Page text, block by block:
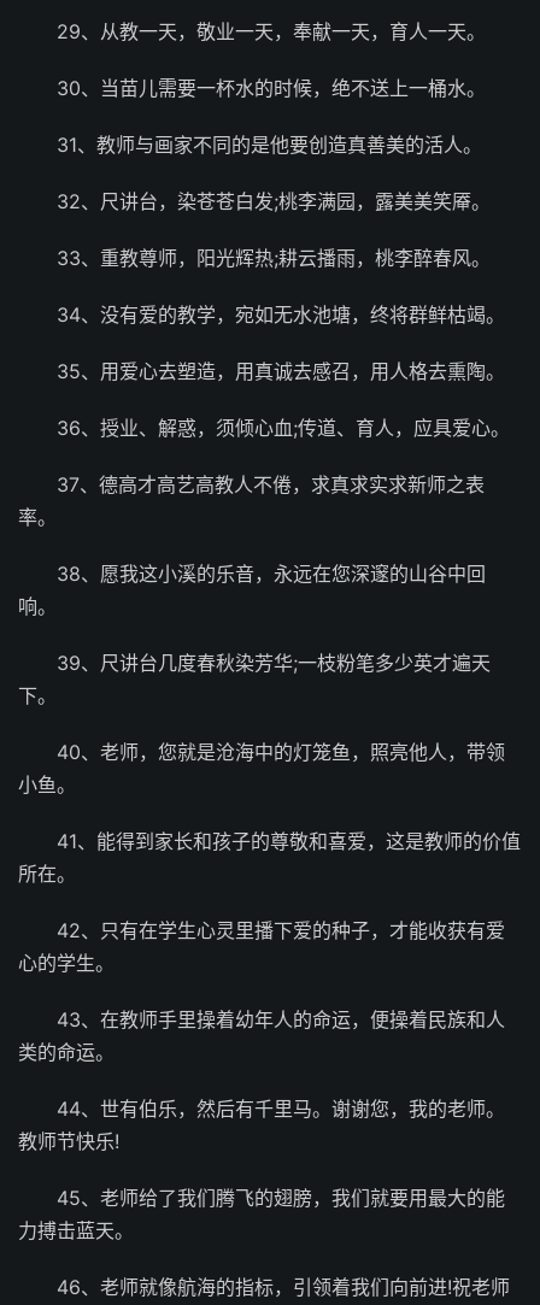
29、从教一天，敬业一天，奉献一天，育人一天。
30、当苗儿需要一杯水的时候，绝不送上一桶水。
31、教师与画家不同的是他要创造真善美的活人。
32、尺讲台，染苍苍白发;桃李满园，露美美笑厣。
33、重教尊师，阳光辉热;耕云播雨，桃李醉春风。
34、没有爱的教学，宛如无水池塘，终将群鲜枯竭。
35、用爱心去塑造，用真诚去感召，用人格去熏陶。
36、授业、解惑，须倾心血;传道、育人，应具爱心。
37、德高才高艺高教人不倦，求真求实求新师之表
率。
38、愿我这小溪的乐音，永远在您深邃的山谷中回
响。
39、尺讲台几度春秋染芳华;一枝粉笔多少英才遍天
下。
40、老师，您就是沧海中的灯笼鱼，照亮他人，带领
小鱼。
41、能得到家长和孩子的尊敬和喜爱，这是教师的价值
所在。
42、只有在学生心灵里播下爱的种子，才能收获有爱
心的学生。
43、在教师手里操着幼年人的命运，便操着民族和人
类的命运。
44、世有伯乐，然后有千里马。谢谢您，我的老师。
教师节快乐!
45、老师给了我们腾飞的翅膀，我们就要用最大的能
力搏击蓝天。
46、老师就像航海的指标，引领着我们向前进!祝老师